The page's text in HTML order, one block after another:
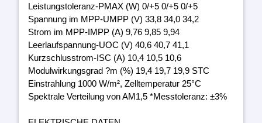
Leistungstoleranz-PMAX (W) 0/+5 0/+5 0/+5
Spannung im MPP-UMPP (V) 33,8 34,0 34,2
Strom im MPP-IMPP (A) 9,76 9,85 9,94
Leerlaufspannung-UOC (V) 40,6 40,7 41,1
Kurzschlusstrom-ISC (A) 10,4 10,5 10,6
Modulwirkungsgrad ?m (%) 19,4 19,7 19,9 STC
Einstrahlung 1000 W/m², Zelltemperatur 25°C
Spektrale Verteilung von AM1,5 *Messtoleranz: ±3%